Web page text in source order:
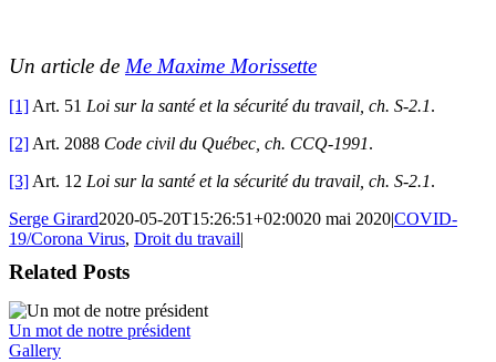
Un article de Me Maxime Morissette
[1] Art. 51 Loi sur la santé et la sécurité du travail, ch. S-2.1.
[2] Art. 2088 Code civil du Québec, ch. CCQ-1991.
[3] Art. 12 Loi sur la santé et la sécurité du travail, ch. S-2.1.
Serge Girard2020-05-20T15:26:51+02:0020 mai 2020|COVID-
19/Corona Virus, Droit du travail|
Related Posts
Un mot de notre président
Gallery